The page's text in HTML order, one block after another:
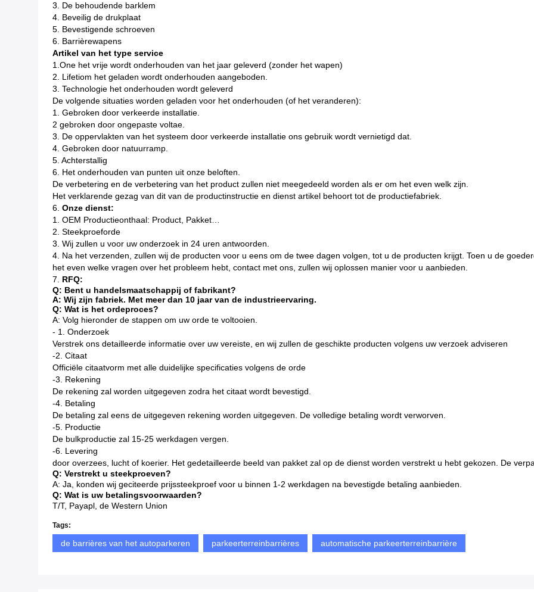
3. De behoudende barklem
4. Beveilig de drukplaat
5. Bevestigende schroeven
6. Barrièrewapens
Artikel van het type service
1.One het vrije wordt onderhouden van het jaar geleverd (zonder het wapen)
2. Lifetiom het geladen wordt onderhouden aangeboden.
3. Technologie het onderhouden wordt geleverd
De volgende situaties worden geladen voor het onderhouden (of het veranderen):
1. Gebroken door verkeerde installatie.
2 gebroken door ongepaste voltae.
3. De oppervlakten van het systeem door verkeerde installatie ons gebruik wordt vernietigd dat.
4. Gebroken door natuurramp.
5. Achterstallig
6. Het onderhouden van punten uit onze beloften.
De verbetering en de verbetering van het product zullen niet meegedeeld worden als er om het even welk zijn.
Het verklarende gezag van dit van de productinstructie en dienst artikel behoort tot de productiefabriek.
6. Onze dienst:
1. OEM Productieonthaal: Product, Pakket…
2. Steekproeforde
3. Wij zullen u voor uw onderzoek in 24 uren antwoorden.
4. Na het verzenden, zullen wij de producten voor u eens om de twee dagen volgen, tot u de producten krijgt. Toen u de
het even welke vragen over het probleem hebt, contact met ons, zullen wij oplossen manier voor u aanbieden.
7. RFQ:
Q: Bent u handelsmaatschappij of fabrikant?
A: Wij zijn fabriek. Met meer dan 10 jaar van de industrieervaring.
Q: Wat is het ordeproces?
A: Volg hieronder de stappen om uw orde te voltooien.
- 1. Onderzoek
Verstrek ons detailleerde informatie over uw vereiste, en wij zullen de geschikte producten volgens uw verzoek adviseren
-2. Citaat
Officiële citaatvorm met alle duidelijke specificaties volgens de orde
-3. Rekening
De rekening zal worden uitgegeven zodra het citaat wordt bevestigd.
-4. Betaling
De betaling zal eens de uitgegeven rekening worden uitgegeven. De volledige betaling wordt verworven.
-5. Productie
De bulkproductie zal 15-25 werkdagen vergen.
-6. Levering
door overzees, lucht of koerier. Het gedetailleerde beeld van pakket zal op de dienst worden verstrekt u hebt gekozen. De
Q: Verstrekt u steekproeven?
A: Ja, konden wij geciteerde prijssteekproef voor u binnen 1-2 werkdagen na bevestigde betaling aanbieden.
Q: Wat is uw betalingsvoorwaarden?
T/T, Payapl, de Western Union
Tags:
de barrières van het autoparkeren parkeerterreinbarrières automatische parkeerterreinbarrière